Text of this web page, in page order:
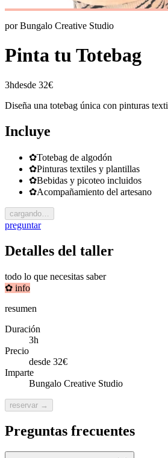
por Bungalo Creative Studio
Pinta tu Totebag
3hdesde 32€
Diseña una totebag única con pinturas
Incluye
✿Totebag de algodón
✿Pinturas textiles y plantillas
✿Bebidas y picoteo incluidos
✿Acompañamiento del artesano
cargando…
preguntar
Detalles del taller
todo lo que necesitas saber
✿ info
resumen
Duración
3h
Precio
desde 32€
Imparte
Bungalo Creative Studio
reservar →
Preguntas frecuentes